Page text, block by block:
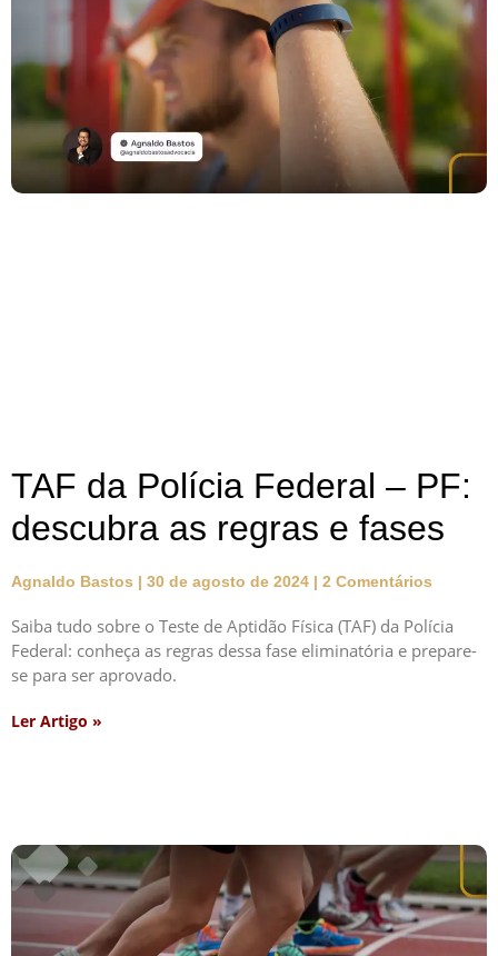
TAF da Polícia Federal – PF:
descubra as regras e fases
Agnaldo Bastos 30 de agosto de 2024 2 Comentários
Saiba tudo sobre o Teste de Aptidão Física (TAF) da Polícia
Federal: conheça as regras dessa fase eliminatória e prepare-
se para ser aprovado.
Ler Artigo »